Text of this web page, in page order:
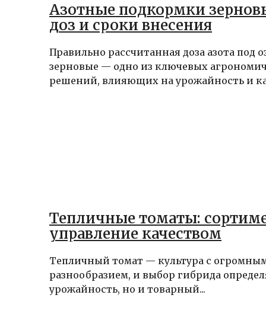
Азотные подкормки
доз и сроки внесения
Правильно рассчитанная доза азота под
зерновые — одно из ключевых
решений, влияющих на урожайность и
Тепличные томаты:
управление качеством
Тепличный томат — культура с
разнообразием, и выбор гибрида
урожайность, но и товарный...